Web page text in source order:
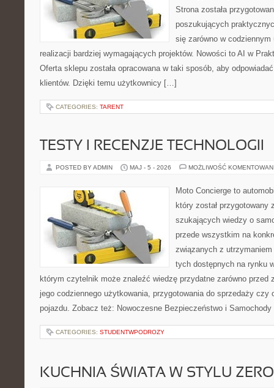
Strona została
poszukujących
się zarówno w
realizacji bardziej wymagających projektów. Nowości to AI w
Oferta sklepu została opracowana w taki sposób, aby
klientów. Dzięki temu użytkownicy […]
CATEGORIES: TARENT
TESTY I RECENZJE TECHNOLOGII
POSTED BY ADMIN MAJ - 5 - 2026 MOŻLIWOŚĆ
Moto Concierge to
który został przygotowany
szukających wiedzy o
przede wszystkim na
związanych z utrzymaniem
tych dostępnych na rynku
którym czytelnik może znaleźć wiedzę przydatne zarówno przed
jego codziennego użytkowania, przygotowania do sprzedaży czy
pojazdu. Zobacz też: Nowoczesne Bezpieczeństwo i
CATEGORIES: STUDENTWPODROZY
KUCHNIA ŚWIATA W STYLU